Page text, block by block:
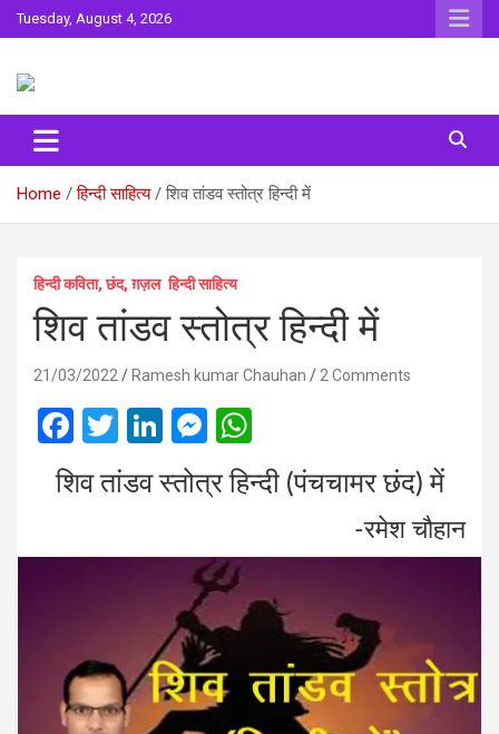
Skip
to
Tuesday, August 4, 2026
Surta
Home हिन्दी साहित्य शिव तांडव स्‍तोत्र हिन्‍दी में
हिन्दी कविता, छंद, ग़ज़ल हिन्दी साहित्य
शिव तांडव स्‍तोत्र हिन्‍दी में
21/03/2022 Ramesh kumar Chauhan 2 Comments
F
ce
o
T
wi
tt
Li
ke
n
M
es
se
g
er
h
at
A
p
शिव तांडव स्‍तोत्र हिन्‍दी (पंचचामर छंद) में
-रमेश चाैहान